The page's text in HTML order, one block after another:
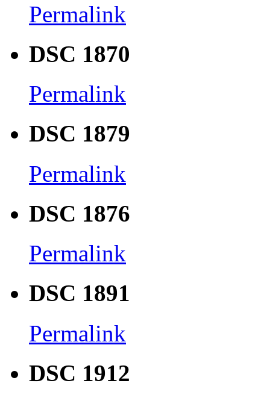
Permalink
DSC 1870
Permalink
DSC 1879
Permalink
DSC 1876
Permalink
DSC 1891
Permalink
DSC 1912